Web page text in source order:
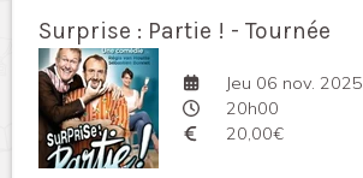
Surprise : Partie ! - Tournée
Jeu 06 nov. 2025
20h00
20,00€